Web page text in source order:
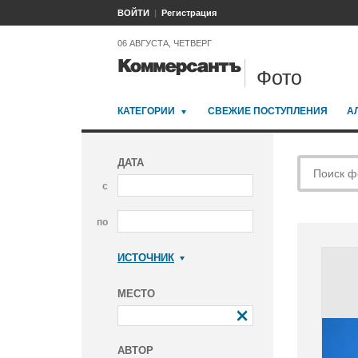
ВОЙТИ Регистрация
06 АВГУСТА, ЧЕТВЕРГ
Фото
КАТЕГОРИИ СВЕЖИЕ ПОСТУПЛЕНИЯ
ДАТА
с
по
ИСТОЧНИК
МЕСТО
АВТОР